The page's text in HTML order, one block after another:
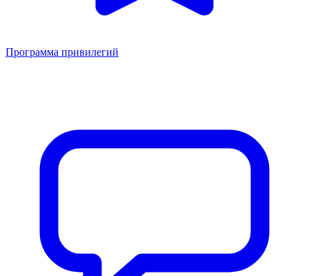
Программа привилегий